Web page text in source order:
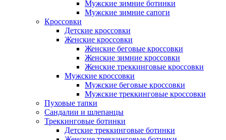
Мужские зимние ботинки
Мужские зимние сапоги
Кроссовки
Детские кроссовки
Женские кроссовки
Женские беговые кроссовки
Женские зимние кроссовки
Женские треккинговые кроссовки
Мужские кроссовки
Мужские беговые кроссовки
Мужские треккинговые кроссовки
Пуховые тапки
Сандалии и шлепанцы
Треккинговые ботинки
Детские треккинговые ботинки